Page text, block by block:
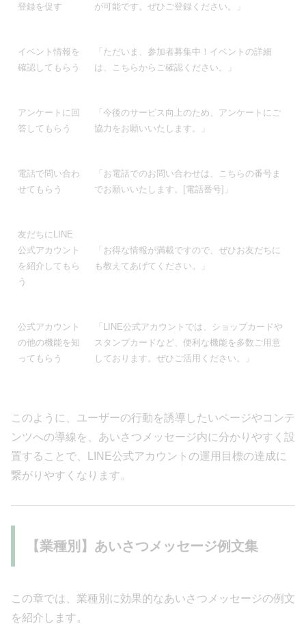
登録を促す
が可能です。ぜひご登録ください。」
イベント情報を
確認してもらう
「ただいま、参加者募集中！イベントの詳細
は、こちらからご確認ください。」
アンケートに回
答してもらう
「今後のサービス向上のため、アンケートにご
協力をお願いいたします。」
電話で問い合わ
せてもらう
「お電話でのお問い合わせは、こちらの番号ま
でお願いいたします。[電話番号]」
友だちにLINE
公式アカウント
を紹介してもら
う
「お得な情報が満載ですので、ぜひお友だちに
も教えてあげてください。」
公式アカウント
の他の機能を知
ってもらう
「LINE公式アカウントでは、ショップカードや
スタンプカードなど、便利な機能を多数ご用意
しております。ぜひご活用ください。」
このように、ユーザーの行動を誘導したいページやコンテ
ンツへの導線を、あいさつメッセージ内に分かりやすく設
置することで、LINE公式アカウントの運用目標の達成に
繋がりやすくなります。
【業種別】あいさつメッセージ例文集
この章では、業種別に効果的なあいさつメッセージの例文
を紹介します。